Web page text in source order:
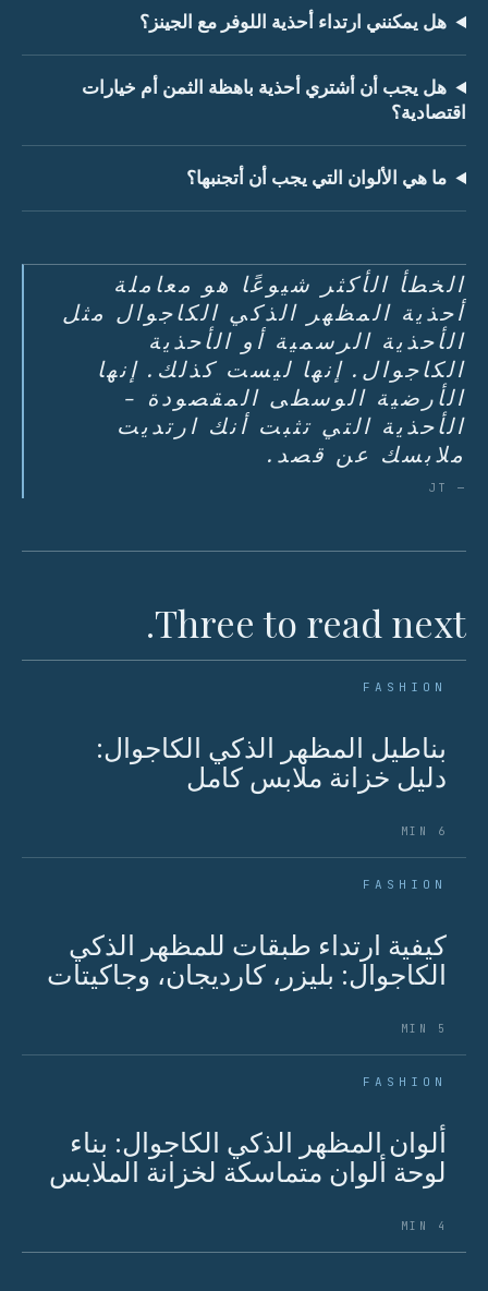
هل يمكنني ارتداء أحذية اللوفر مع الجينز؟
هل يجب أن أشتري أحذية باهظة الثمن أم خيارات
اقتصادية؟
ما هي الألوان التي يجب أن أتجنبها؟
الخطأ الأكثر شيوعًا هو معاملة
أحذية المظهر الذكي الكاجوال مثل
الأحذية الرسمية أو الأحذية
الكاجوال. إنها ليست كذلك. إنها
الأرضية الوسطى المقصودة -
الأحذية التي تثبت أنك ارتديت
ملابسك عن قصد.
— JT
Three to read next.
FASHION
بناطيل المظهر الذكي الكاجوال:
دليل خزانة ملابس كامل
6 MIN
FASHION
كيفية ارتداء طبقات للمظهر الذكي
الكاجوال: بليزر، كارديجان، وجاكيتات
5 MIN
FASHION
ألوان المظهر الذكي الكاجوال: بناء
لوحة ألوان متماسكة لخزانة الملابس
4 MIN